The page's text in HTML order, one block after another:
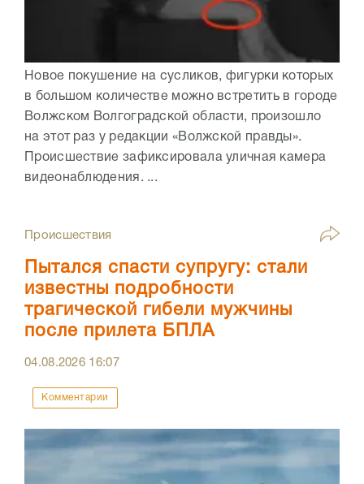
Новое покушение на сусликов, фигурки которых
в большом количестве можно встретить в городе
Волжском Волгоградской области, произошло
на этот раз у редакции «Волжской правды».
Происшествие зафиксировала уличная камера
видеонаблюдения. ...
Происшествия
Пытался спасти супругу: стали
известны подробности
трагической гибели мужчины
после прилета БПЛА
04.08.2026 16:07
Комментарии